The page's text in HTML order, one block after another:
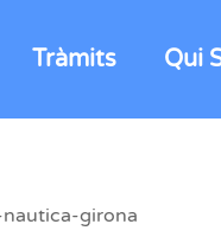
Tràmits Qui